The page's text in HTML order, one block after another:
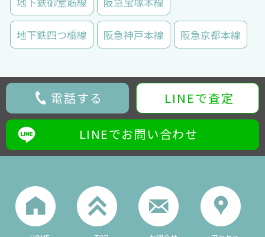
地下鉄四つ橋線 阪急神戸本線 阪急京都本線
電話する LINEで査定
LINEでお問い合わせ